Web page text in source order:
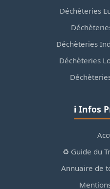
Déchèteries
Déchèteries
Déchèteries
ℹ️ Infos
♻️ Guide du
Annuaire de